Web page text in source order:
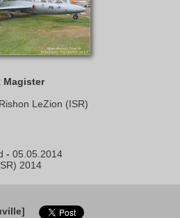
Magister
LeZion (ISR)
- 05.05.2014
2014